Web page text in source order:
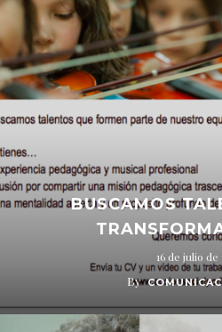
BUSCAMOS
16 de julio de
By